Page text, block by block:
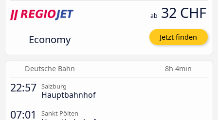
Economy
ab 32 CHF
Jetzt finden
Deutsche Bahn 8h 4min
22:57 Salzburg
Hauptbahnhof
07:01 Sankt Pölten